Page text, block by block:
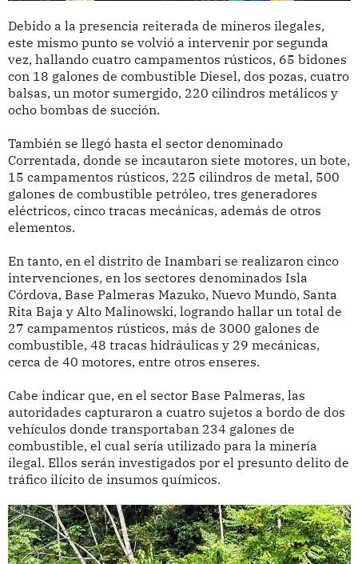
Debido a la presencia reiterada de mineros ilegales,
este mismo punto se volvió a intervenir por segunda
vez, hallando cuatro campamentos rústicos, 65 bidones
con 18 galones de combustible Diesel, dos pozas, cuatro
balsas, un motor sumergido, 220 cilindros metálicos y
ocho bombas de succión.
También se llegó hasta el sector denominado
Correntada, donde se incautaron siete motores, un bote,
15 campamentos rústicos, 225 cilindros de metal, 500
galones de combustible petróleo, tres generadores
eléctricos, cinco tracas mecánicas, además de otros
elementos.
En tanto, en el distrito de Inambari se realizaron cinco
intervenciones, en los sectores denominados Isla
Córdova, Base Palmeras Mazuko, Nuevo Mundo, Santa
Rita Baja y Alto Malinowski, logrando hallar un total de
27 campamentos rústicos, más de 3000 galones de
combustible, 48 tracas hidráulicas y 29 mecánicas,
cerca de 40 motores, entre otros enseres.
Cabe indicar que, en el sector Base Palmeras, las
autoridades capturaron a cuatro sujetos a bordo de dos
vehículos donde transportaban 234 galones de
combustible, el cual sería utilizado para la minería
ilegal. Ellos serán investigados por el presunto delito de
tráfico ilícito de insumos químicos.